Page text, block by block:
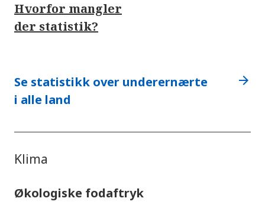
Hvorfor mangler
der statistik?
Se statistikk over underernærte
i alle land
arrow_forward
Klima
Økologiske fodaftryk